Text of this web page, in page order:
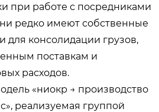
при работе с посредниками
редко имеют собственные
для консолидации грузов,
поставкам и
расходов.
«ниокр → производство
реализуемая группой